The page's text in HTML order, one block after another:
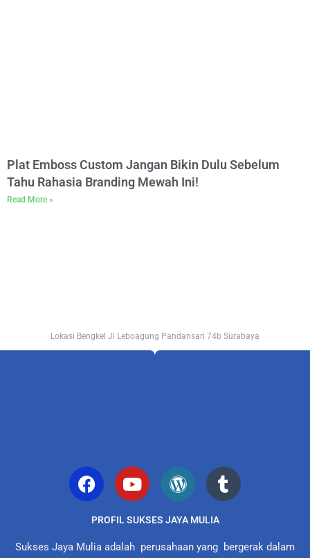
Plat Emboss Custom Jangan Bikin Dulu Sebelum
Tahu Rahasia Branding Mewah Ini!
Read More »
Lokasi Bengkel Jl Leboagung Pandansari 74b Surabaya
PROFIL SUKSES JAYA MULIA
Sukses Jaya Mulia adalah perusahaan yang bergerak dalam